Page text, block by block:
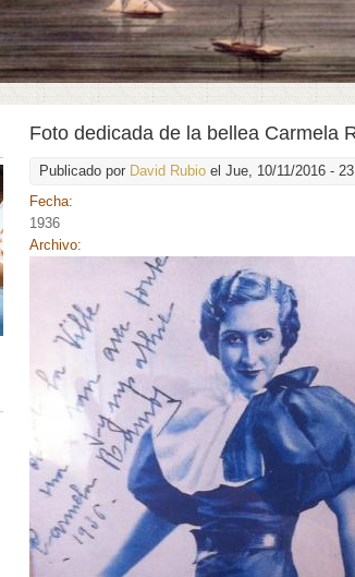
Foto dedicada de la bellea Carmela
Publicado por David Rubio el Jue, 10/11/2016 -
Fecha:
1936
Archivo: